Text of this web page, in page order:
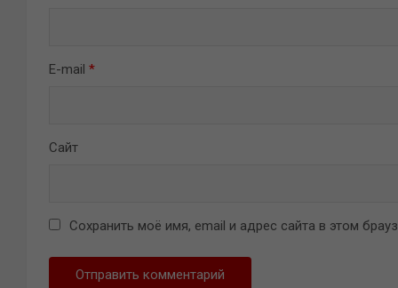
E-mail *
Сайт
Сохранить моё имя, email и адрес сайта в этом